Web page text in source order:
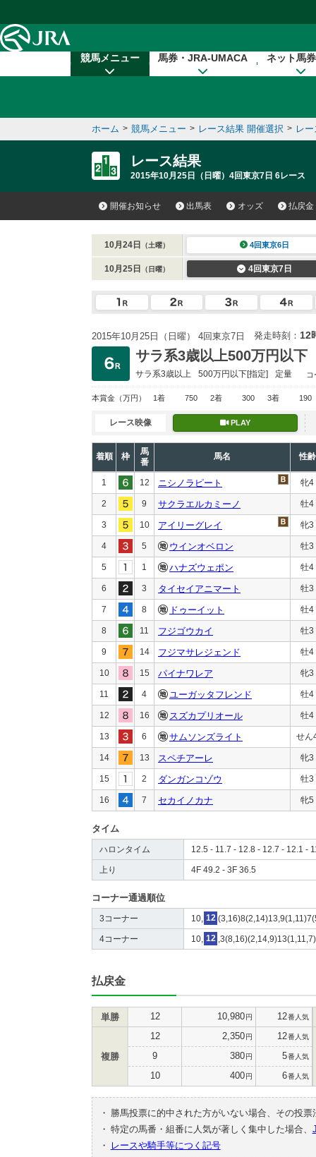
競馬メニュー 馬券・JRA-UMACA ネット馬
ホーム > 競馬メニュー > レース結果 開催選択 > レ
レース結果
2015年10月25日（日曜）4回東京7日 6レース
開催お知らせ 出馬表 オッズ 払戻金
10月24日 （土曜） 4回東京6日
10月25日 （日曜） 4回東京7日
2015年10月25日（日曜） 4回東京7日 発走時刻： 12
サラ系3歳以上500万円以下
サラ系3歳以上 500万円以下[指定] 定量
本賞金 （万円） 1着 750 2着 300 3着 190
レース映像 PLAY
着順 枠
馬
番
馬名 性齢
1 12 ニシノラピート 牝4
2 9 サクラエルカミーノ 牡4
3 10 アイリーグレイ 牝3
4 5 ウインオベロン 牡3
5 1 ハナズウェポン 牡4
6 3 タイセイアニマート 牡3
7 8 ドゥーイット 牡4
8 11 フジゴウカイ 牡3
9 14 フジマサレジェンド 牡4
10 15 パイナワレア 牝3
11 4 ユーガッタフレンド 牡4
12 16 スズカプリオール 牡4
13 6 サムソンズライト せん
14 13 スペチアーレ 牝3
15 2 ダンガンコゾウ 牡3
16 7 セカイノカナ 牝5
タイム
ハロンタイム 12.5 - 11.7 - 12.8 - 12.7 - 12.1 -
上り 4F 49.2 - 3F 36.5
コーナー通過順位
3コーナー 10, 12
4コーナー 10, 12
払戻金
単勝 12 10,980円 12番人気
複勝
12 2,350円 12番人気
9 380円 5番人気
10 400円 6番人気
・
勝馬投票に的中された方がいない場合、その投
・ 特定の馬番・組番に人気が著しく集中した場合、
・
レースや騎手等につく記号